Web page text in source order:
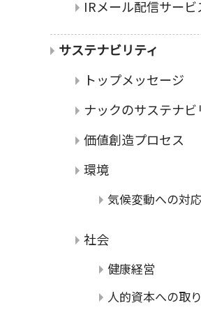
IRメール配信サービ
サステナビリティ
トップメッセージ
ナックのサステナビ
価値創造プロセス
環境
気候変動への対
社会
健康経営
人的資本への取